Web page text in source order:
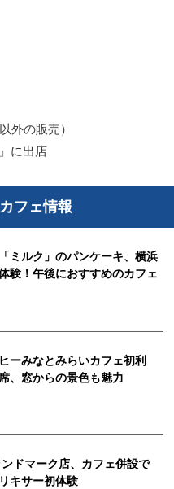
外の販売）
に出店
フェ情報
ミルク」のパンケーキ、横浜
験！午後におすすめのカフェ
ーみなとみらいカフェ初利
、窓からの景色も魅力
ドマーク店、カフェ併設で
キサー初体験